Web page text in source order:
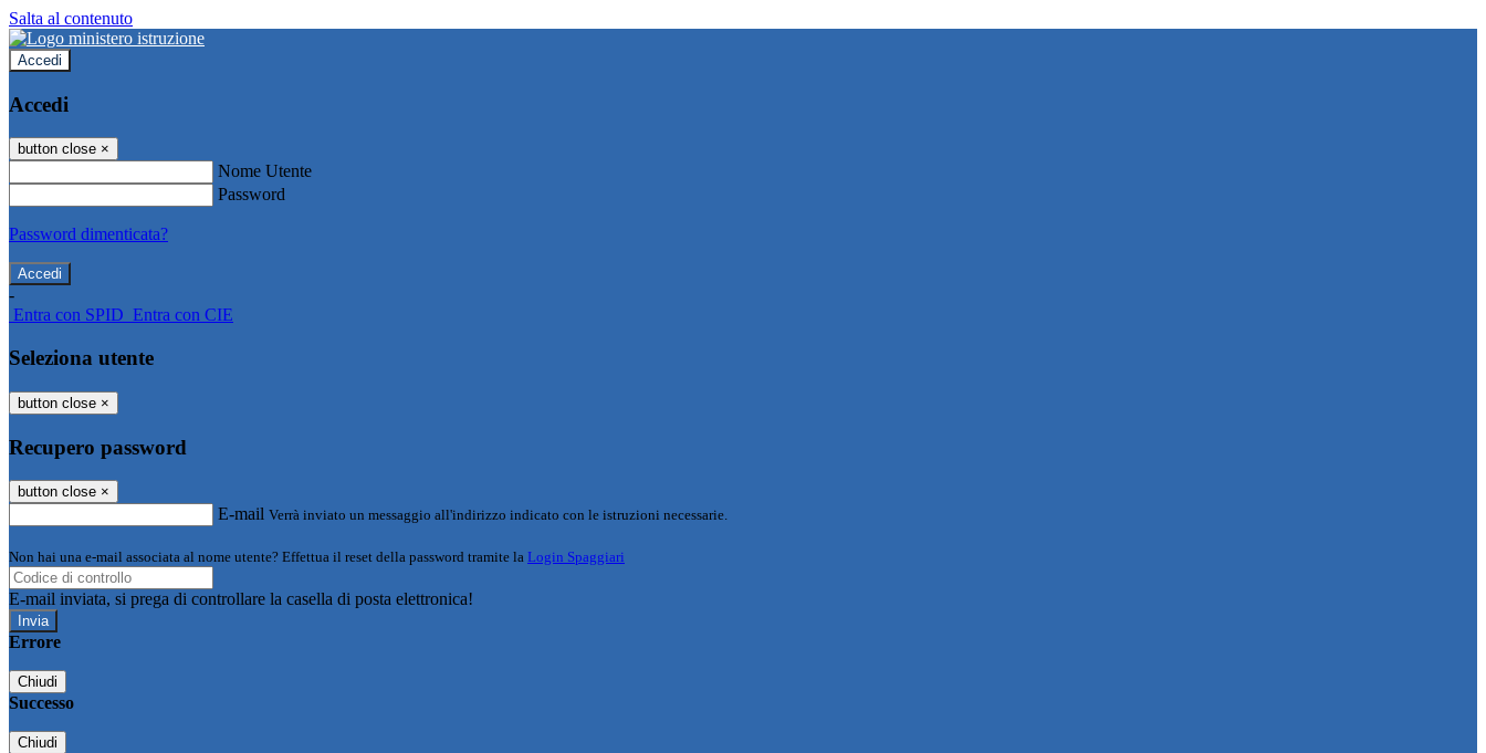
Salta al contenuto
Accedi
Accedi
button close ×
Nome Utente
Password
Password dimenticata?
-
Entra con SPID Entra con CIE
Seleziona utente
button close ×
Recupero password
button close ×
E-mail Verrà inviato un messaggio all'indirizzo indicato con le istruzioni necessarie.
Non hai una e-mail associata al nome utente? Effettua il reset della password tramite la Login Spaggiari
E-mail inviata, si prega di controllare la casella di posta elettronica!
Errore
Chiudi
Successo
Chiudi